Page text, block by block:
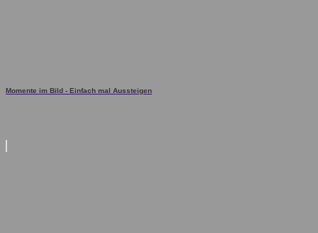
Momente im Bild - Einfach mal Aussteigen